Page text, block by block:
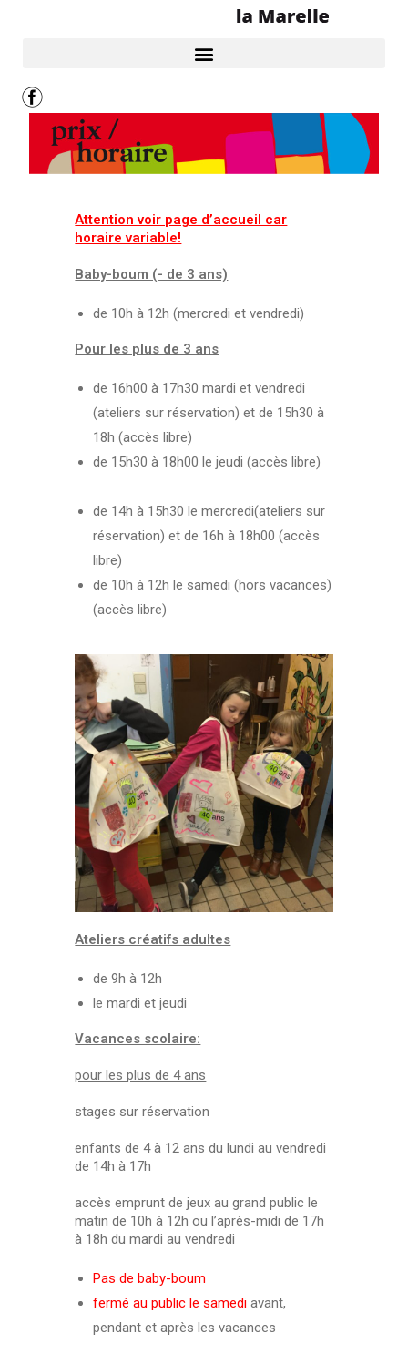
Attention voir page d’accueil car
horaire variable!
Baby-boum (- de 3 ans)
de 10h à 12h (mercredi et vendredi)
Pour les plus de 3 ans
de 16h00 à 17h30 mardi et vendredi
(ateliers sur réservation) et de 15h30 à
18h (accès libre)
de 15h30 à 18h00 le jeudi (accès libre)
de 14h à 15h30 le mercredi(ateliers sur
réservation) et de 16h à 18h00 (accès
libre)
de 10h à 12h le samedi (hors vacances)
(accès libre)
Ateliers créatifs adultes
de 9h à 12h
le mardi et jeudi
Vacances scolaire:
pour les plus de 4 ans
stages sur réservation
enfants de 4 à 12 ans du lundi au vendredi
de 14h à 17h
accès emprunt de jeux au grand public le
matin de 10h à 12h ou l’après-midi de 17h
à 18h du mardi au vendredi
Pas de baby-boum
fermé au public le samedi avant,
pendant et après les vacances